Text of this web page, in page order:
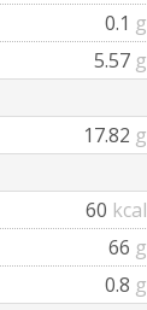
0.1 g
5.57 g
17.82 g
60 kcal
66 g
0.8 g